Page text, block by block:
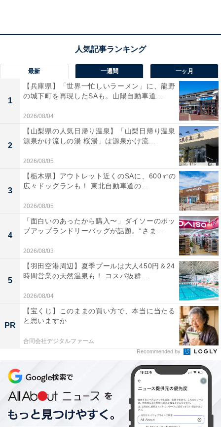
鹿たちが共存する独特の風景を楽しめる点にありま
す。自然と文化が調和した中でゆったり花見がで
き、奈良ならではの風情を感じられる魅力があるた
めです」（30代男性／埼玉県）
「観光地のため、鹿と桜セットで楽しめそうだか
1位は、日本屈指の桜の名所として知られる「吉野山」
です。下千本、中千本、上千本、奥千本と、麓から山頂
へ向かって時期をずらしながら約3万本もの桜が山全体
を覆い尽くします。古くから信仰の対象として大切に守
最新 一週間 一ヶ月
1
【兵庫県】「世界一忙しいラーメン」に、龍野
の城下町を再現したSAも。山陽自動車道...
2026/08/04
2
【山梨県の人気日帰り温泉】「山梨日帰り温泉
源泉かけ流しの湯 桜湯」は源泉かけ流...
2026/08/05
3
【栃木県】アウトレット近くのSAに、600㎡の
広々ドッグランも！ 東北自動車道の...
2026/08/05
4
「面白いのあったから購入〜」ダイソーのポッ
プアップランドリーバッグが話題。“さま...
2026/08/03
5
【羽田空港周辺】夏季プールは大人450円＆24
時間営業の天然温泉も！ コスパ抜群...
2026/08/04
PR
【宝くじ】このままの買い方で、本当に当たる
と思いますか
合同会社デジタルファーム
Recommended by